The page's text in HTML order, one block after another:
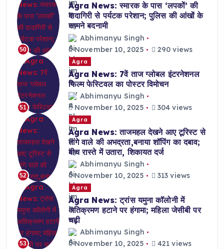
50
Agra News: स्मारक के पास ‘लपकों’ की
दादागिरी से पर्यटक परेशान; पुलिस की आंखों के
सामने बदनामी
Abhimanyu Singh
November 10, 2025
290 views
51
Agra
Agra News: 7वें ताज ग्लोबल इंटरनेशनल
फिल्म फेस्टिवल का पोस्टर विमोचन
Abhimanyu Singh
November 10, 2025
304 views
52
Agra
Agra News: ताजमहल देखने आए टूरिस्ट से
तांगे वाले की अभद्रता,बनाया शॉपिंग का दबाव;
बीच रास्ते में उतारा, शिकायत दर्ज
Abhimanyu Singh
November 10, 2025
313 views
53
Agra
Agra News: ट्रांस यमुना कॉलोनी में
अतिक्रमण हटाने पर हंगामा; महिला जेसीबी पर
चढ़ी
Abhimanyu Singh
November 10, 2025
421 views